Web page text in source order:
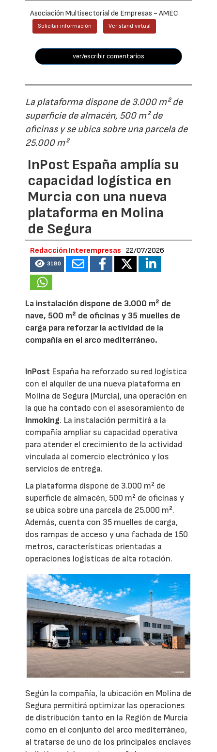
Asociación Multisectorial de Empresas - AMEC
Solicitar información Ver stand virtual
ver/escribir comentarios
La plataforma dispone de 3.000 m² de
superficie de almacén, 500 m² de
oficinas y se ubica sobre una parcela de
25.000 m²
InPost España amplía su
capacidad logística en
Murcia con una nueva
plataforma en Molina
de Segura
Redacción Interempresas 22/07/2026
3180
La instalación dispone de 3.000 m² de
nave, 500 m² de oficinas y 35 muelles de
carga para reforzar la actividad de la
compañía en el arco mediterráneo.
InPost España ha reforzado su red logística
con el alquiler de una nueva plataforma en
Molina de Segura (Murcia), una operación en
la que ha contado con el asesoramiento de
Inmoking. La instalación permitirá a la
compañía ampliar su capacidad operativa
para atender el crecimiento de la actividad
vinculada al comercio electrónico y los
servicios de entrega.
La plataforma dispone de 3.000 m² de
superficie de almacén, 500 m² de oficinas y
se ubica sobre una parcela de 25.000 m².
Además, cuenta con 35 muelles de carga,
dos rampas de acceso y una fachada de 150
metros, características orientadas a
operaciones logísticas de alta rotación.
Según la compañía, la ubicación en Molina de
Segura permitirá optimizar las operaciones
de distribución tanto en la Región de Murcia
como en el conjunto del arco mediterráneo,
al tratarse de uno de los principales enclaves